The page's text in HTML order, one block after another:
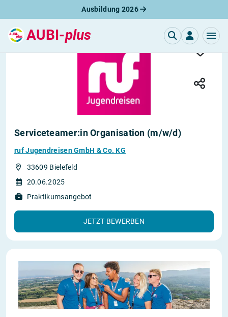
Ausbildung 2026
AUBI-plus
Serviceteamer:in Organisation (m/w/d)
ruf Jugendreisen GmbH & Co. KG
33609 Bielefeld
20.06.2025
Praktikumsangebot
JETZT BEWERBEN